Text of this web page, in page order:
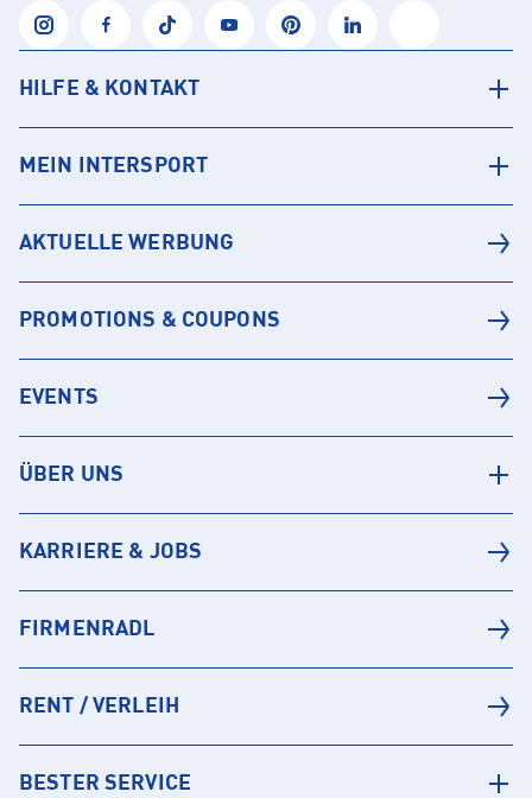
HILFE & KONTAKT
MEIN INTERSPORT
AKTUELLE WERBUNG
PROMOTIONS & COUPONS
EVENTS
ÜBER UNS
KARRIERE & JOBS
FIRMENRADL
RENT / VERLEIH
BESTER SERVICE